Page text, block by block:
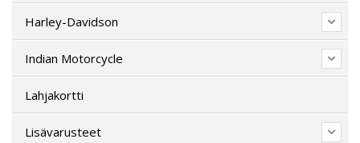
Harley-Davidson
Indian Motorcycle
Lahjakortti
Lisävarusteet